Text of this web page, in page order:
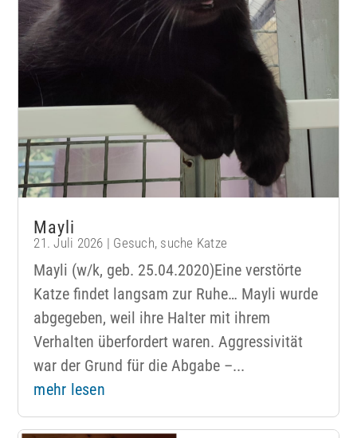
Mayli
21. Juli 2026 | Gesuch, suche Katze
Mayli (w/k, geb. 25.04.2020)Eine verstörte
Katze findet langsam zur Ruhe… Mayli wurde
abgegeben, weil ihre Halter mit ihrem
Verhalten überfordert waren. Aggressivität
war der Grund für die Abgabe –...
mehr lesen